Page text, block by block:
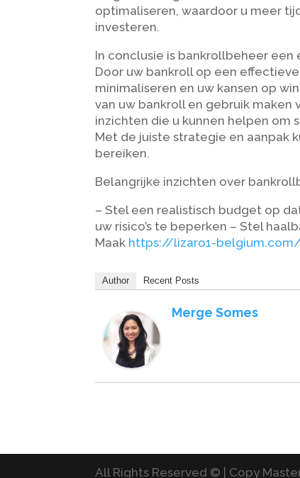
optimaliseren, waardoor u meer
investeren.
In conclusie is bankrollbeheer
Door uw bankroll op een
minimaliseren en uw kansen op
van uw bankroll en gebruik
inzichten die u kunnen helpen om
Met de juiste strategie en aanpak
bereiken.
Belangrijke inzichten over
– Stel een realistisch budget op
uw risico’s te beperken – Stel
Maak https://lizaro1-belgium.com/
Author Recent Posts
Merge Somes
All Rights Reserved © | Copy